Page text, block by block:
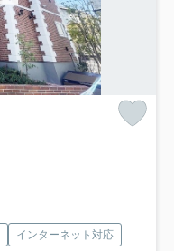
インターネット対応